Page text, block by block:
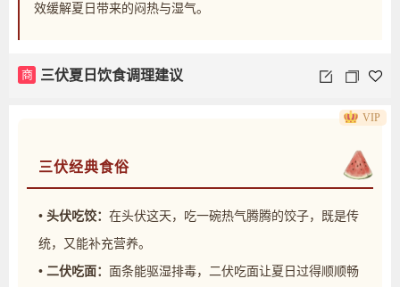
效缓解夏日带来的闷热与湿气。
商 三伏夏日饮食调理建议
三伏经典食俗
• 头伏吃饺： 在头伏这天，吃一碗热气腾腾的饺子，既是传
统，又能补充营养。
• 二伏吃面： 面条能驱湿排毒，二伏吃面让夏日过得顺顺畅
VIP